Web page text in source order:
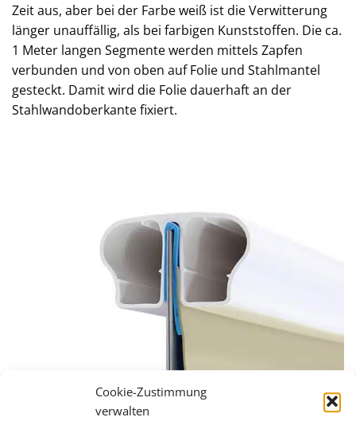
Cookie-Zustimmung
verwalten
Zeit aus, aber bei der Farbe weiß ist die Verwitterung
länger unauffällig, als bei farbigen Kunststoffen. Die ca.
1 Meter langen Segmente werden mittels Zapfen
verbunden und von oben auf Folie und Stahlmantel
gesteckt. Damit wird die Folie dauerhaft an der
Stahlwandoberkante fixiert.